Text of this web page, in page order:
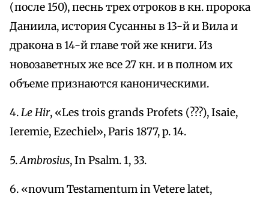
(после 150), песнь трех отроков в кн. пророка
Даниила, история Сусанны в 13-й и Вила и
дракона в 14-й главе той же книги. Из
новозаветных же все 27 кн. и в полном их
объеме признаются каноническими.
4.Le Hir, «Les trois grands Profets (???), Isaie,
Ieremie, Ezechiel», Paris 1877, p. 14.
5.Ambrosius, In Psalm. 1, 33.
6. «novum Testamentum in Vetere latet,